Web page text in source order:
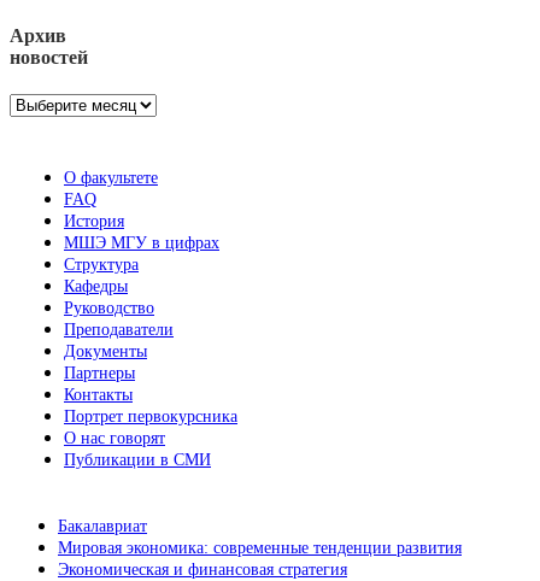
Архив
новостей
Архив
О факультете
FAQ
История
МШЭ МГУ в цифрах
Структура
Кафедры
Руководство
Преподаватели
Документы
Партнеры
Контакты
Портрет первокурсника
О нас говорят
Публикации в СМИ
Бакалавриат
Мировая экономика: современные тенденции развития
Экономическая и финансовая стратегия